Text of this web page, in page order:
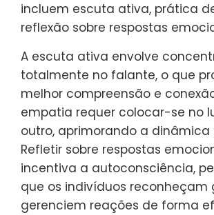
incluem escuta ativa, prática
reflexão sobre respostas
A escuta ativa envolve
totalmente no falante, o que
melhor compreensão e
empatia requer colocar-se no
outro, aprimorando a dinâmica
Refletir sobre respostas
incentiva a autoconsciência,
que os indivíduos reconheçam
gerenciem reações de forma